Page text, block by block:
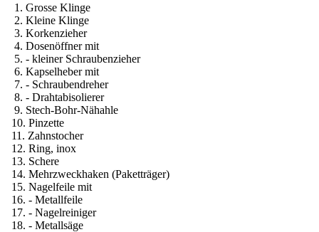
1. Grosse Klinge
2. Kleine Klinge
3. Korkenzieher
4. Dosenöffner mit
5. - kleiner Schraubenzieher
6. Kapselheber mit
7. - Schraubendreher
8. - Drahtabisolierer
9. Stech-Bohr-Nähahle
10. Pinzette
11. Zahnstocher
12. Ring, inox
13. Schere
14. Mehrzweckhaken (Paketträger)
15. Nagelfeile mit
16. - Metallfeile
17. - Nagelreiniger
18. - Metallsäge